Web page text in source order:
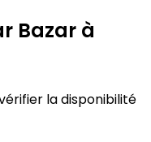
Bazar à
la disponibilité